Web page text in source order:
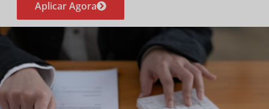
Aplicar Agora